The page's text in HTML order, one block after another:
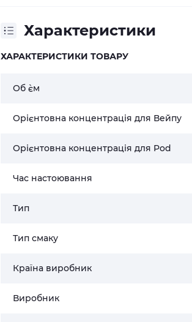
Характеристики
ХАРАКТЕРИСТИКИ ТОВАРУ
Об `єм
Орієнтовна концентрація для Вейпу
Орієнтовна концентрація для Pod
Час настоювання
Тип
Тип смаку
Країна виробник
Виробник